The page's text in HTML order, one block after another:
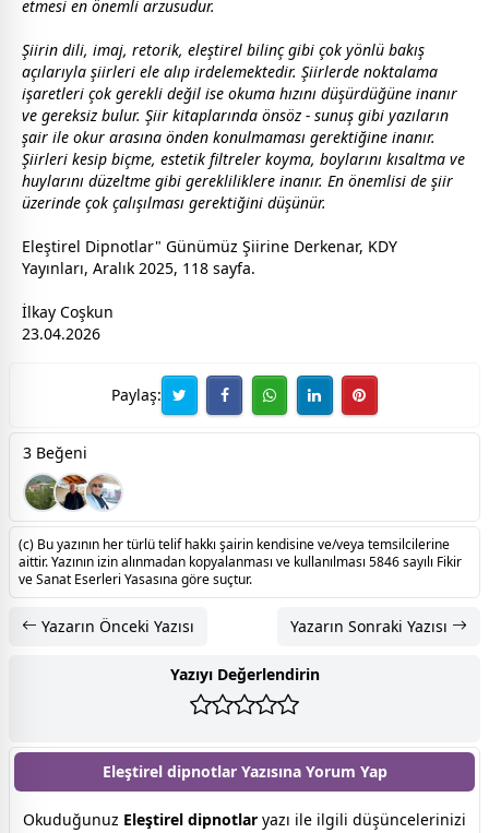
etmesi en önemli arzusudur.
Şiirin dili, imaj, retorik, eleştirel bilinç gibi çok yönlü bakış
açılarıyla şiirleri ele alıp irdelemektedir. Şiirlerde noktalama
işaretleri çok gerekli değil ise okuma hızını düşürdüğüne inanır
ve gereksiz bulur. Şiir kitaplarında önsöz - sunuş gibi yazıların
şair ile okur arasına önden konulmaması gerektiğine inanır.
Şiirleri kesip biçme, estetik filtreler koyma, boylarını kısaltma ve
huylarını düzeltme gibi gerekliliklere inanır. En önemlisi de şiir
üzerinde çok çalışılması gerektiğini düşünür.
Eleştirel Dipnotlar" Günümüz Şiirine Derkenar, KDY
Yayınları, Aralık 2025, 118 sayfa.
İlkay Coşkun
23.04.2026
Paylaş:
3 Beğeni
(c) Bu yazının her türlü telif hakkı şairin kendisine ve/veya temsilcilerine
aittir. Yazının izin alınmadan kopyalanması ve kullanılması 5846 sayılı Fikir
ve Sanat Eserleri Yasasına göre suçtur.
Yazarın Önceki Yazısı Yazarın Sonraki Yazısı
Yazıyı Değerlendirin
Eleştirel dipnotlar Yazısına Yorum Yap
Okuduğunuz Eleştirel dipnotlar yazı ile ilgili düşüncelerinizi